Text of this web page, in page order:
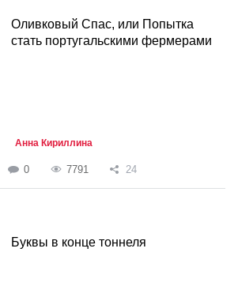
Оливковый Спас, или Попытка
стать португальскими фермерами
Анна Кириллина
0 7791 24
Буквы в конце тоннеля